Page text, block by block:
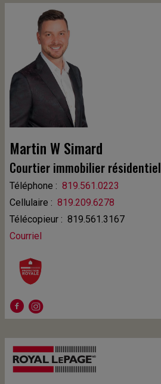
Martin W Simard
Courtier immobilier résidentiel
Téléphone : 819.561.0223
Cellulaire : 819.209.6278
Télécopieur : 819.561.3167
Courriel